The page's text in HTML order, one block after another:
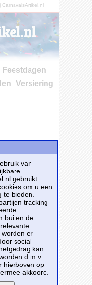
CarnavalsArtikel.nl
Feestdagen
Versiering
van
gebruikt
om u een
te bieden.
tracking
buiten de
worden er
social
kan
d.m.v.
hierboven op
akkoord.